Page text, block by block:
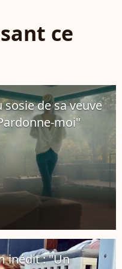
ce
sosie de sa veuve
moi"
inédit : "Un